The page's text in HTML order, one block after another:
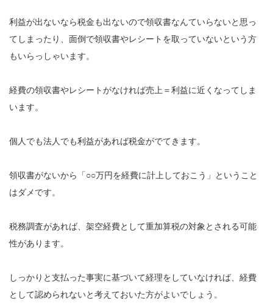
利益が出ないなら税金も出ないので領収書なんていらないと思っ
てしまったり、面倒で領収書やレシートを取っていないという方
もいらっしゃいます。
経費の領収書やレシートがなければ売上＝利益に近くなってしま
います。
個人でも法人でも利益があれば税金がでてきます。
領収書がないから「○○万円を経費に計上しておこう」ということ
はダメです。
税務調査があれば、架空経費として重加算税の対象とされる可能
性があります。
しっかりと支払った事実に基づいて経理をしていなければ、経費
として認められないと考えておいた方がよいでしょう。